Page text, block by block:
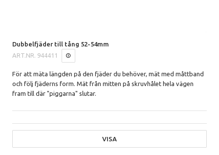
Dubbelfjäder till tång 52-54mm
ART.NR. 944411
För att mäta längden på den fjäder du behöver, mät med måttband
och följ fjäderns form. Mät från mitten på skruvhålet hela vägen
fram till där "piggarna" slutar.
VISA